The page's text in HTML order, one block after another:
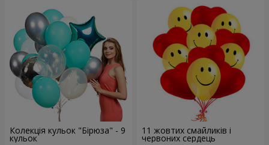
Колекція кульок "Бірюза" - 9
кульок
11 жовтих смайликів і
червоних сердець